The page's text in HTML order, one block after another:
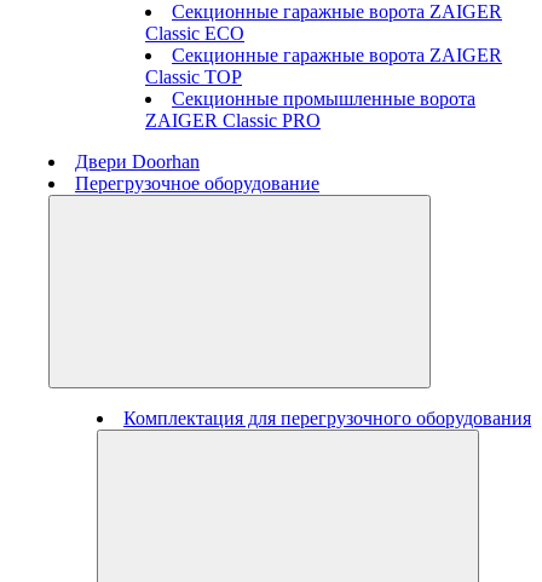
Секционные гаражные ворота ZAIGER
Classic ECO
Секционные гаражные ворота ZAIGER
Classic TOP
Секционные промышленные ворота
ZAIGER Classic PRO
Двери Doorhan
Перегрузочное оборудование
Комплектация для перегрузочного оборудования